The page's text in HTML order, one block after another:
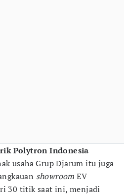
Polytron Indonesia
usaha Grup Djarum itu juga
showroom EV
30 titik saat ini, menjadi